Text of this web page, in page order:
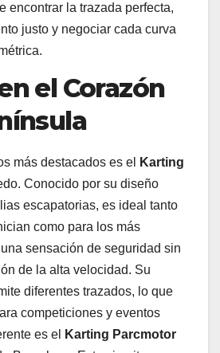
encontrar la trazada perfecta,
justo y negociar cada curva
el Corazón
más destacados es el
Karting
Conocido por su diseño
escapatorias, es ideal tanto
como para los más
sensación de seguridad sin
de la alta velocidad. Su
diferentes trazados, lo que
competiciones y eventos
es el
Karting Parcmotor